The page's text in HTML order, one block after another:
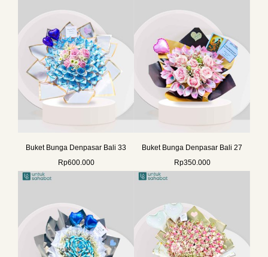
Buket Bunga Denpasar Bali 33
Rp600.000
Buket Bunga Denpasar Bali 27
Rp350.000